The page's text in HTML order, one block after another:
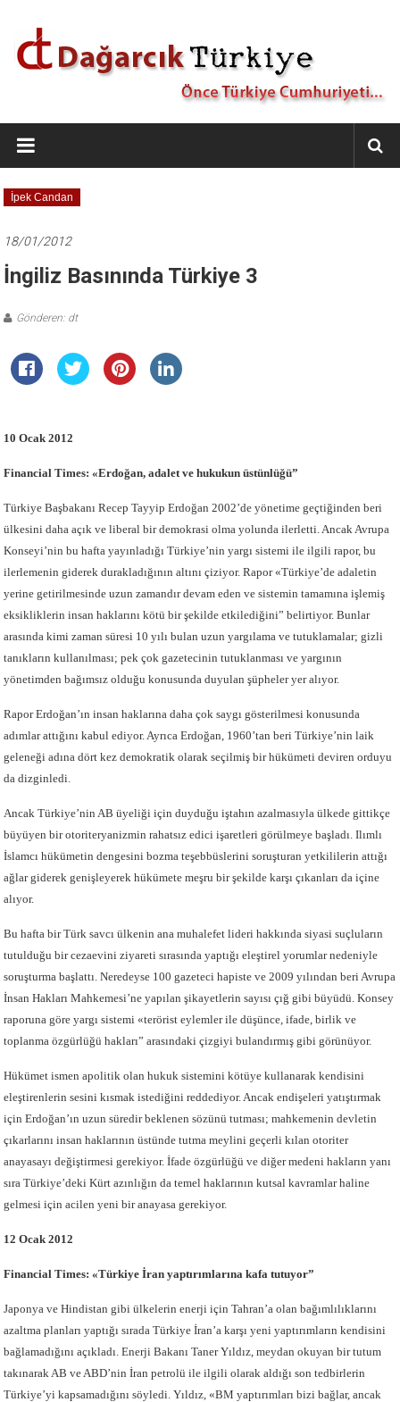
Dağarcık
Türkiye
Önce
Türkiye
İpek Candan
18/01/2012
İngiliz Basınında Türkiye 3
Gönderen: dt
10 Ocak 2012
Financial Times: «Erdoğan, adalet ve hukukun üstünlüğü”
Türkiye Başbakanı Recep Tayyip Erdoğan 2002’de yönetime geçtiğinden beri
ülkesini daha açık ve liberal bir demokrasi olma yolunda ilerletti. Ancak Avrupa
Konseyi’nin bu hafta yayınladığı Türkiye’nin yargı sistemi ile ilgili rapor, bu
ilerlemenin giderek durakladığının altını çiziyor. Rapor «Türkiye’de adaletin
yerine getirilmesinde uzun zamandır devam eden ve sistemin tamamına işlemiş
eksikliklerin insan haklarını kötü bir şekilde etkilediğini” belirtiyor. Bunlar
arasında kimi zaman süresi 10 yılı bulan uzun yargılama ve tutuklamalar; gizli
tanıkların kullanılması; pek çok gazetecinin tutuklanması ve yargının
yönetimden bağımsız olduğu konusunda duyulan şüpheler yer alıyor.
Rapor Erdoğan’ın insan haklarına daha çok saygı gösterilmesi konusunda
adımlar attığını kabul ediyor. Ayrıca Erdoğan, 1960’tan beri Türkiye’nin laik
geleneği adına dört kez demokratik olarak seçilmiş bir hükümeti deviren orduyu
da dizginledi.
Ancak Türkiye’nin AB üyeliği için duyduğu iştahın azalmasıyla ülkede gittikçe
büyüyen bir otoriteryanizmin rahatsız edici işaretleri görülmeye başladı. Ilımlı
İslamcı hükümetin dengesini bozma teşebbüslerini soruşturan yetkililerin attığı
ağlar giderek genişleyerek hükümete meşru bir şekilde karşı çıkanları da içine
alıyor.
Bu hafta bir Türk savcı ülkenin ana muhalefet lideri hakkında siyasi suçluların
tutulduğu bir cezaevini ziyareti sırasında yaptığı eleştirel yorumlar nedeniyle
soruşturma başlattı. Neredeyse 100 gazeteci hapiste ve 2009 yılından beri Avrupa
İnsan Hakları Mahkemesi’ne yapılan şikayetlerin sayısı çığ gibi büyüdü. Konsey
raporuna göre yargı sistemi «terörist eylemler ile düşünce, ifade, birlik ve
toplanma özgürlüğü hakları” arasındaki çizgiyi bulandırmış gibi görünüyor.
Hükümet ismen apolitik olan hukuk sistemini kötüye kullanarak kendisini
eleştirenlerin sesini kısmak istediğini reddediyor. Ancak endişeleri yatıştırmak
için Erdoğan’ın uzun süredir beklenen sözünü tutması; mahkemenin devletin
çıkarlarını insan haklarının üstünde tutma meylini geçerli kılan otoriter
anayasayı değiştirmesi gerekiyor. İfade özgürlüğü ve diğer medeni hakların yanı
sıra Türkiye’deki Kürt azınlığın da temel haklarının kutsal kavramlar haline
gelmesi için acilen yeni bir anayasa gerekiyor.
12 Ocak 2012
Financial Times: «Türkiye İran yaptırımlarına kafa tutuyor”
Japonya ve Hindistan gibi ülkelerin enerji için Tahran’a olan bağımlılıklarını
azaltma planları yaptığı sırada Türkiye İran’a karşı yeni yaptırımların kendisini
bağlamadığını açıkladı. Enerji Bakanı Taner Yıldız, meydan okuyan bir tutum
takınarak AB ve ABD’nin İran petrolü ile ilgili olarak aldığı son tedbirlerin
Türkiye’yi kapsamadığını söyledi. Yıldız, «BM yaptırımları bizi bağlar, ancak